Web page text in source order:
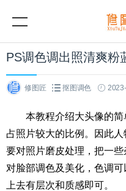
PS调色调出照清爽粉
修图匠 抠图调色
本教程介绍大头像的简
占照片较大的比例。因此
要对照片磨皮处理，把一
对脸部调色及美化，色调
上去有层次和质感即可。